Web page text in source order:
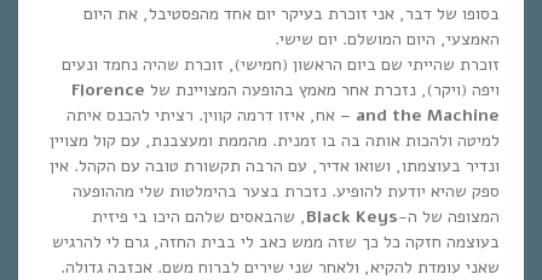
בסופו של דבר, אני זוכרת בעיקר יום אחד מהפסטיבל, את היום
האמצעי, היום המושלם. יום שישי.
זוכרת שהייתי שם ביום הראשון (חמישי), זוכרת שהיה נחמד ונעים
ויפה (ויקר), נזכרת אחר מאמץ בהופעה המצויינת של Florence
and the Machine – אח, איזו דרמה קווין. רציתי להכנס איתה
למיטה ולהכות אותה בה בו זמנית. מהממת ומעצבנת, עם קול מצויין
ונדיר בעוצמתו, ושואו אדיר, עם הרבה תקשורת טובה עם הקהל. אין
ספק שהיא יודעת להופיע. נזכרת בצער בהימלטות שלי מההופעה
המצופה של ה-Black Keys, שהבאסים שלהם היכו בי פיזית
בעוצמה חזקה כל כך שזה ממש כאב לי בבית החזה, גרם לי להרגיש
שאני עומדת להקיא, ולאחר שני שירים לברוח משם. אכזבה גדולה.